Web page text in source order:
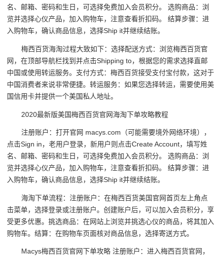
名、邮箱、密码和生日，可选择免费加入会员积分。 选购商品：浏
览并选择心仪产品，加入购物车，注意查看折扣码。 结算步骤：进
入购物车，确认商品信息，选择Ship it并继续结账。
梅西百货海淘过程大致如下：选择配送方式：浏览梅西百货官
网，在顶部导航栏找到并点击Shipping to，根据您的需求选择直邮
中国或使用转运服务。支付方式：梅西百货接受支付宝付款，这对于
中国消费者来说非常便捷。转运服务：如果您选择转运，需要使用美
国信用卡并提供一个美国私人地址。
2020最新版美国梅西百货官网海淘下单攻略教程
注册账户：打开官网 macys.com（可能需要境外网络环境），
点击Sign in，老用户登录，新用户则点击Create Account，填写姓
名、邮箱、密码和生日，可选择免费加入会员积分。 选购商品：浏
览并选择心仪产品，加入购物车，注意查看折扣码。 结算步骤：进
入购物车，确认商品信息，选择Ship it并继续结账。
海淘下单流程：注册账户：在梅西百货美国官网首页左上角点
击菜单，选择登录或注册账户。创建账户后，可以加入会员积分，享
受更多优惠。挑选商品：在网站上浏览并挑选心仪的商品，将其加入
购物车。结算：在购物车页面核对商品信息，选择寄送方式。
Macys梅西百货官网下单攻略 注册账户：进入梅西百货官网，